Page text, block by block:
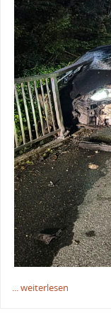
... weiterlesen